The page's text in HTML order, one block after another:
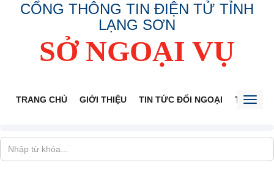
CỔNG THÔNG TIN ĐIỆN TỬ TỈNH
LẠNG SƠN
SỞ NGOẠI VỤ
TRANG CHỦ GIỚI THIỆU TIN TỨC ĐỐI NGOẠI THÔNG